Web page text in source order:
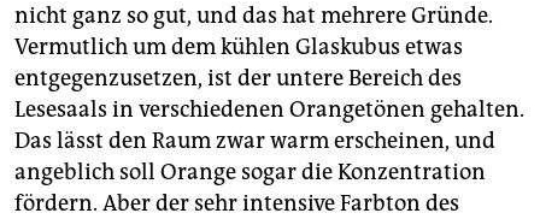
nicht ganz so gut, und das hat mehrere Gründe.
Vermutlich um dem kühlen Glaskubus etwas
entgegenzusetzen, ist der untere Bereich des
Lesesaals in verschiedenen Orangetönen gehalten.
Das lässt den Raum zwar warm erscheinen, und
angeblich soll Orange sogar die Konzentration
fördern. Aber der sehr intensive Farbton des